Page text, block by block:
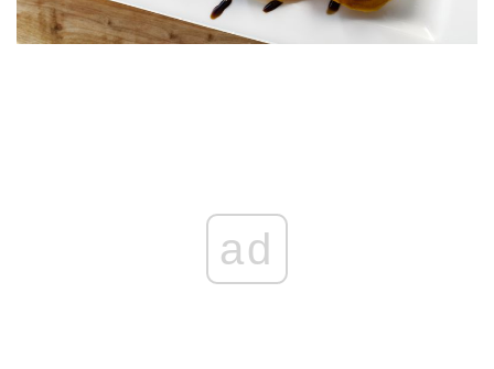
ad